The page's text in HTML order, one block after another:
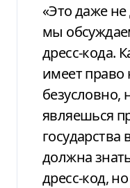
«Это даже
мы
дресс-кода.
имеет
безусловно,
являешься
государства
должна
дресс-код,